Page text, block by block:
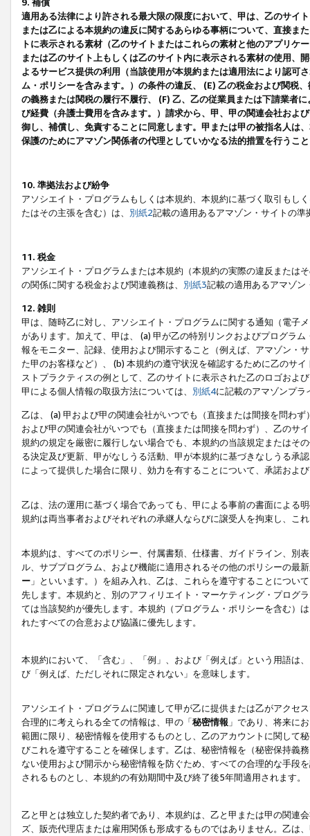
9. 補償
適用ある法律により許される最大限の限度において、甲は、乙のサイ
または乙による本規約の違反に関するあらゆる事柄について、直接ま
トに表示される素材（乙のサイトまたはこれらの素材と他のアプリ
または乙のサイト上もしくは乙のサイト内に表示される素材の使用、
よるサービス提供の利用（当該使用が本規約または適用法により認可
ム・ポリシーを含みます。）の条件の違反、 (E) 乙の税金および関税
の義務または関税の履行不履行、 (F) 乙、乙の従業員または下請業者
び経費（弁護士費用を含みます。）請求から、甲、甲の関連会社およ
御し、補償し、免責することに同意します。甲または甲の被指名人は
保護のためにアマゾン関係者の代理としていかなる法的措置を行うこ
10. 準拠法および紛争
アソシエイト・プログラムもしくは本規約、本規約に基づく取引もし
たはその主張を含む）は、 別紙2記載の適用あるアマゾン・サイトの
11. 税金
アソシエイト・プログラムまたは本規約（本規約の実際の違反または
の関係に関する税金および関連義務は、 別紙3記載の適用あるアマゾン
12. 雑則
甲は、随時乙に対し、アソシエイト・プログラムに関する通知（電子
があります。加えて、甲は、 (a) 甲が乙の特別リンクおよびプログラ
報をモニター、記録、使用および開示すること（例えば、アマゾン・
た甲のお客様など）、 (b) 本規約の遵守状況を確認するために乙のサ
ストプラクティスの例として、乙のサイトに表示された乙のロゴおよ
甲による個人情報の取扱方法については、 別紙4に記載のアマゾンプ
乙は、 (a) 甲および甲の関連会社がいつでも（直接または間接を問わ
および甲の関連会社がいつでも（直接または間接を問わず）、乙のサ
規約の規定を厳密に履行しない場合でも、本規約の当該規定またはそ
る決定及び更新、甲がなしうる活動、甲が本規約に基づきなしうる承
によって提供した場合に限り、効力を有することについて、承諾およ
乙は、法の運用に基づく場合であっても、甲による事前の書面による
規約は両当事者およびそれぞれの承継人ならびに譲受人を拘束し、こ
本規約は、すべてのポリシー、付属書類、仕様書、ガイドライン、別
ル、サブプログラム、および機能に適用されるその他のポリシーの最
ー 」といいます。）を組み入れ、乙は、これらを遵守することにつ
先します。本規約と、別のアフィリエイト・マーケティング・プログ
ては当該契約が優先します。本規約（プログラム・ポリシーを含む）
れたすべての合意および協議に優先します。
本規約において、「含む」、「例」、および「例えば」という用語は
び「例えば、ただしそれに限定されない」を意味します。
アソシエイト・プログラムに関連して甲が乙に提供または乙がアクセ
合理的に考えられる全ての情報は、甲の「秘密情報 」であり、将来に
範囲に限り、秘密情報を使用するものとし、乙のアカウントに関して
びこれを遵守することを確保します。乙は、秘密情報を（秘密保持義
ない使用および開示から秘密情報を防ぐため、すべての合理的な手段
されるものとし、本規約の有効期間中及び終了後5年間適用されます。
乙と甲とは独立した契約者であり、本規約は、乙と甲または甲の関連
ズ、販売代理店または雇用関係も形成するものではありません。乙は